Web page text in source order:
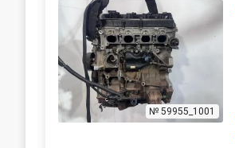
№ 59955_1001